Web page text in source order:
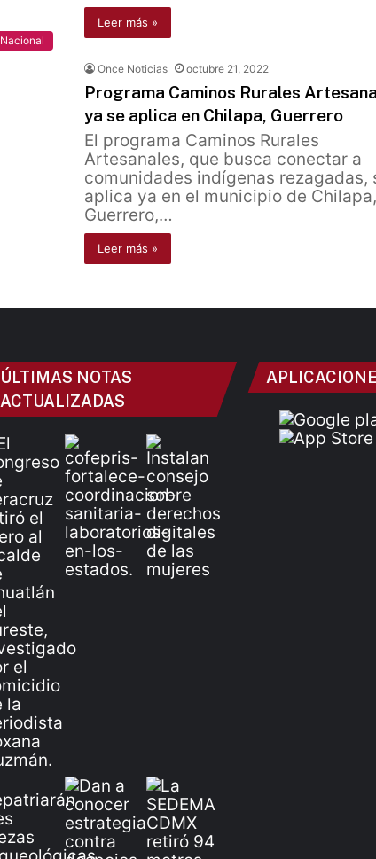
Leer más »
Nacional
Once Noticias octubre 21, 2022
Programa Caminos Rurales
ya se aplica en Chilapa, Guerrero
El programa Caminos Rurales
Artesanales, que busca conectar a
comunidades indígenas rezagadas,
aplica ya en el municipio de Chilapa,
Guerrero,…
Leer más »
ÚLTIMAS NOTAS
ACTUALIZADAS